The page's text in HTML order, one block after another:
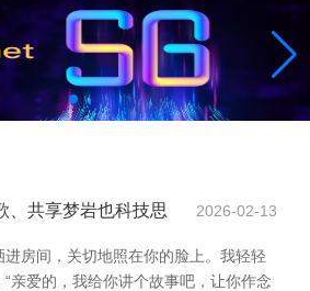
、共享梦岩也科技思 2026-02-13
房间，关切地照在你的脸上。我轻轻
亲爱的，我给你讲个故事吧，让你作念